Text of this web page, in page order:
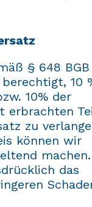
§ 648 BGB
10
10% der
erbrachten
zu
können wir
machen.
das